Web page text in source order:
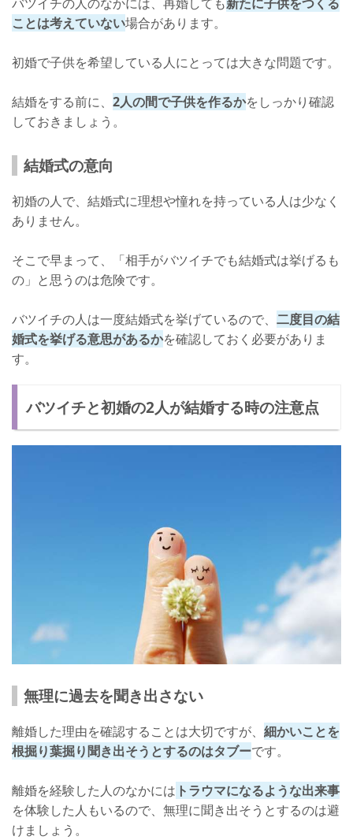
ことは考えていない場合があります。
初婚で子供を希望している人にとっては大きな問題です。
結婚をする前に、 2人の間で子供を作るかをしっかり確認
しておきましょう。
結婚式の意向
初婚の人で、結婚式に理想や憧れを持っている人は少なく
ありません。
そこで早まって、「相手がバツイチでも結婚式は挙げるも
の」と思うのは危険です。
バツイチの人は一度結婚式を挙げているので、 二度目の結
婚式を挙げる意思があるかを確認しておく必要がありま
す。
バツイチと初婚の2人が結婚する時の注意点
無理に過去を聞き出さない
離婚した理由を確認することは大切ですが、 細かいことを
根掘り葉掘り聞き出そうとするのはタブーです。
離婚を経験した人のなかには トラウマになるような出来事
を体験した人もいるので、無理に聞き出そうとするのは避
けましょう。